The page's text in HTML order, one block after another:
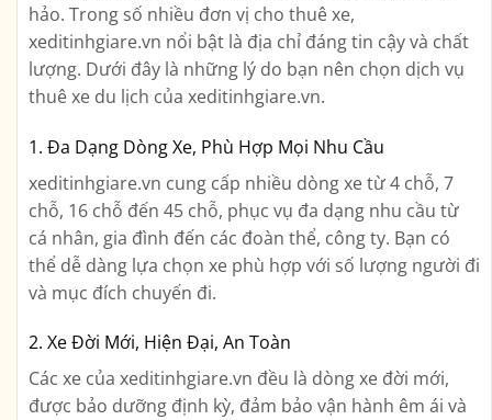
hảo. Trong số nhiều đơn vị cho thuê xe,
xeditinhgiare.vn nổi bật là địa chỉ đáng tin cậy và chất
lượng. Dưới đây là những lý do bạn nên chọn dịch vụ
thuê xe du lịch của xeditinhgiare.vn.
1. Đa Dạng Dòng Xe, Phù Hợp Mọi Nhu Cầu
xeditinhgiare.vn cung cấp nhiều dòng xe từ 4 chỗ, 7
chỗ, 16 chỗ đến 45 chỗ, phục vụ đa dạng nhu cầu từ
cá nhân, gia đình đến các đoàn thể, công ty. Bạn có
thể dễ dàng lựa chọn xe phù hợp với số lượng người đi
và mục đích chuyến đi.
2. Xe Đời Mới, Hiện Đại, An Toàn
Các xe của xeditinhgiare.vn đều là dòng xe đời mới,
được bảo dưỡng định kỳ, đảm bảo vận hành êm ái và